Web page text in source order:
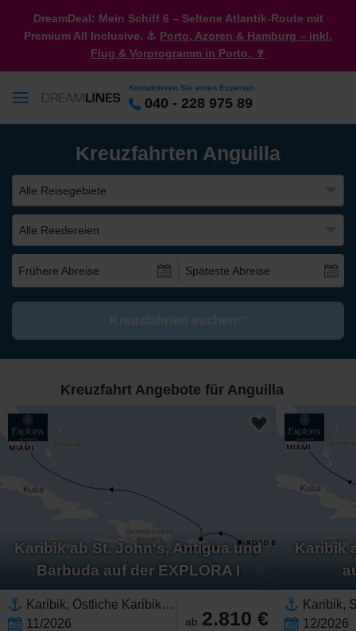
DreamDeal: Mein Schiff 6 – Seltene Atlantik-Route mit
Premium All Inclusive. ⚓ Porto, Azoren & Hamburg – inkl.
Flug & Vorprogramm in Porto. 🍷
Kontaktieren Sie einen Experten
040 - 228 975 89
Kreuzfahrten Anguilla
Alle Reisegebiete
Alle Reedereien
Frühere Abreise Späteste Abreise
Kreuzfahrt Angebote für Anguilla
Karibik ab St. John's, Antigua und
Barbuda auf der EXPLORA I
Karibik, Östliche Karibik,Puerto Rico,Antigua,Antigua und Barbuda,Südliche Karibik,Vereinigte Staaten,Nordamerika,Florida,Anguilla
11/2026
ab 2.810 €
Karibik
12/2026